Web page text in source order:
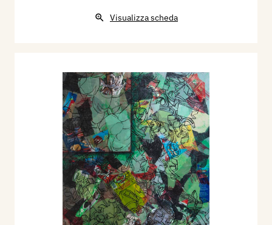
Visualizza scheda